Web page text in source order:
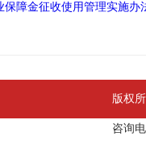
保障金征收使用管理实施办
版权
咨询